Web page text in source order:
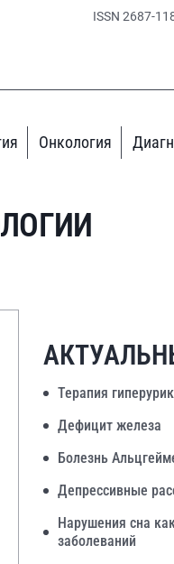
ISSN 2687-
Онкология
Терапия
Дефицит железа
Болезнь
Депрессивные
Нарушения сна
заболеваний